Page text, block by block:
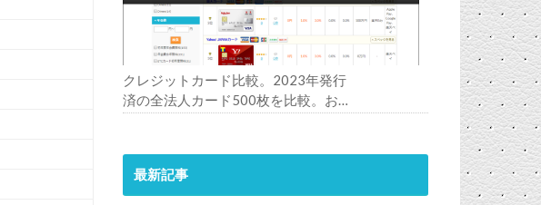
クレジットカード比較。2023年発行
済の全法人カード500枚を比較。お
最新記事